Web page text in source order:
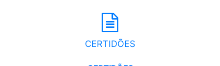
CERTIDÕES